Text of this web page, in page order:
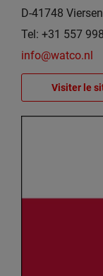
D-41748 Viersen
Tel: +31 557
info@watco.nl
Visiter le